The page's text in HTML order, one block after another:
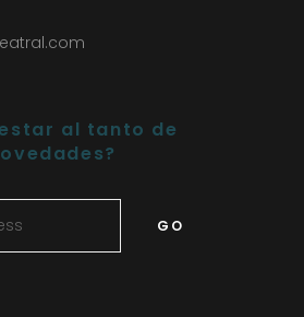
al tanto de